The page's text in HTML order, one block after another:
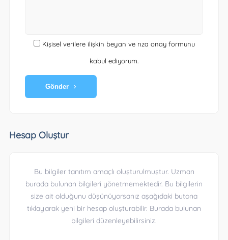
Kişisel verilere ilişkin beyan ve rıza onay formunu
kabul ediyorum.
Gönder
Hesap Oluştur
Bu bilgiler tanıtım amaçlı oluşturulmuştur. Uzman
burada bulunan bilgileri yönetmemektedir. Bu bilgilerin
size ait olduğunu düşünüyorsanız aşağıdaki butona
tıklayarak yeni bir hesap oluşturabilir. Burada bulunan
bilgileri düzenleyebilirsiniz.